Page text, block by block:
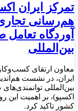
هم‌رسانی
آوردگاه تعامل
بین‌المللی
معاون ارتقای
ایران، در نشست
بین‌المللی
اکسپو)، بر اهمیت این
کشور تاکید کرد.